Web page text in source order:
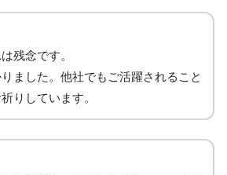
残念です。
ました。他社でもご活躍されること
りしています。